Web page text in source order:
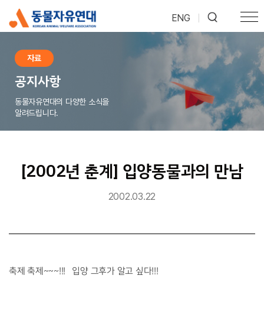
ENG
자료
공지사항
동물자유연대의 다양한 소식을
알려드립니다.
[2002년 춘계] 입양동물과의 만남
2002.03.22
축제 축제~~~!!! 입양 그후가 알고 싶다!!!